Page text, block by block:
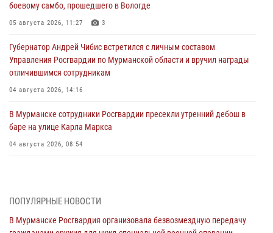
боевому самбо, прошедшего в Вологде
05 августа 2026, 11:27 3
Губернатор Андрей Чибис встретился с личным составом
Управления Росгвардии по Мурманской области и вручил награды
отличившимся сотрудникам
04 августа 2026, 14:16
В Мурманске сотрудники Росгвардии пресекли утренний дебош в
баре на улице Карла Маркса
04 августа 2026, 08:54
03 августа 2026, 12:23 4
Сотрудники вневедомственной охраны Росгвардии пресекли
ПОПУЛЯРНЫЕ НОВОСТИ
В Мурманске Росгвардия организовала безвозмездную передачу